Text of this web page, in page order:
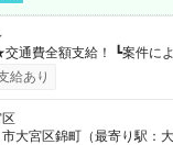
り） ┗働いたその日に現金
い分を引き落とせます！ 【試用期間】
給あり
大宮区錦町（最寄り駅：大